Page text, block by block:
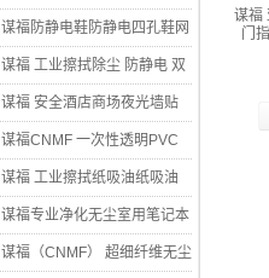
袋 WIP-1009D 9*9英寸
布化纤布无尘布实验室镜头洁
净布 9*9英寸150片(普通吸水
性能)WIP-1009
谋福防静电鞋防静电四孔鞋网
鞋防静电鞋无尘车间鞋工作鞋
男鞋女鞋 白色PU软底帆布四
孔鞋 36
谋福 工业擦拭除尘 防静电 双
层包装 300张/包 9*9英寸
谋福 安全酒店商场夜光墙贴
疏散标识 告示方向指示牌
PVC 背面带胶 常闭式防火门
请保持关闭 12寸 30cm
谋福CNMF 一次性透明PVC
手套 检查手套 餐饮美容手套
100只/盒 一次性PVC手套 中
号
谋福 工业擦拭纸吸油纸吸油
加厚单层 除尘纸大卷式 蓝色
谋福专业净化无尘室用笔记本
商务风 A4/A5/A6款 洁净室实
谋福（CNMF） 超细纤维无尘
谋福
门